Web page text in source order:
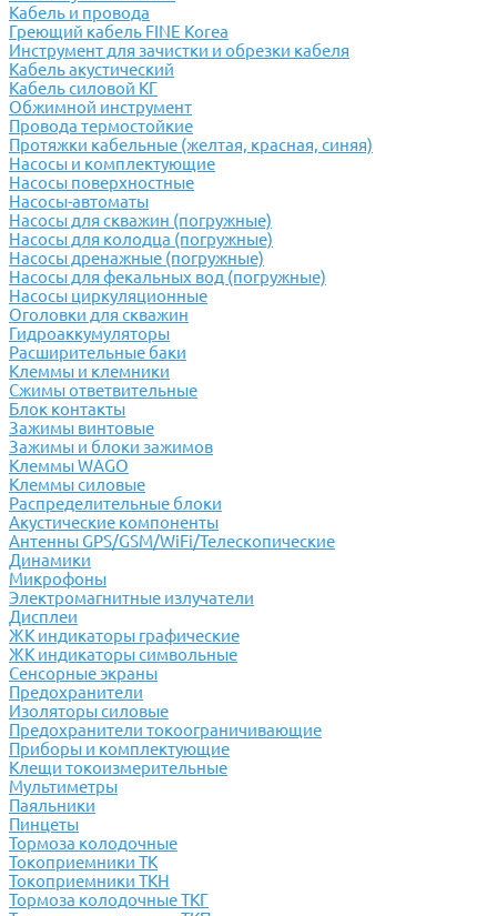
Кабель и провода
Греющий кабель FINE Korea
Инструмент для зачистки и обрезки кабеля
Кабель акустический
Кабель силовой КГ
Обжимной инструмент
Провода термостойкие
Протяжки кабельные (желтая, красная, синяя)
Насосы и комплектующие
Насосы поверхностные
Насосы-автоматы
Насосы для скважин (погружные)
Насосы для колодца (погружные)
Насосы дренажные (погружные)
Насосы для фекальных вод (погружные)
Насосы циркуляционные
Оголовки для скважин
Гидроаккумуляторы
Расширительные баки
Клеммы и клемники
Cжимы ответвительные
Блок контакты
Зажимы винтовые
Зажимы и блоки зажимов
Клеммы WAGO
Клеммы силовые
Распределительные блоки
Акустические компоненты
Антенны GPS/GSM/WiFi/Телескопические
Динамики
Микрофоны
Электромагнитные излучатели
Дисплеи
ЖК индикаторы графические
ЖК индикаторы символьные
Сенсорные экраны
Предохранители
Изоляторы силовые
Предохранители токоограничивающие
Приборы и комплектующие
Клещи токоизмерительные
Мультиметры
Паяльники
Пинцеты
Тормоза колодочные
Токоприемники ТК
Токоприемники ТКН
Тормоза колодочные ТКГ